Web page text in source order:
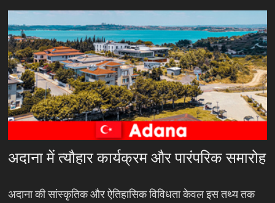
अदाना में त्यौहार कार्यक्रम और पारंपरिक समारोह
अदाना की सांस्कृतिक और ऐतिहासिक विविधता केवल इस तथ्य तक